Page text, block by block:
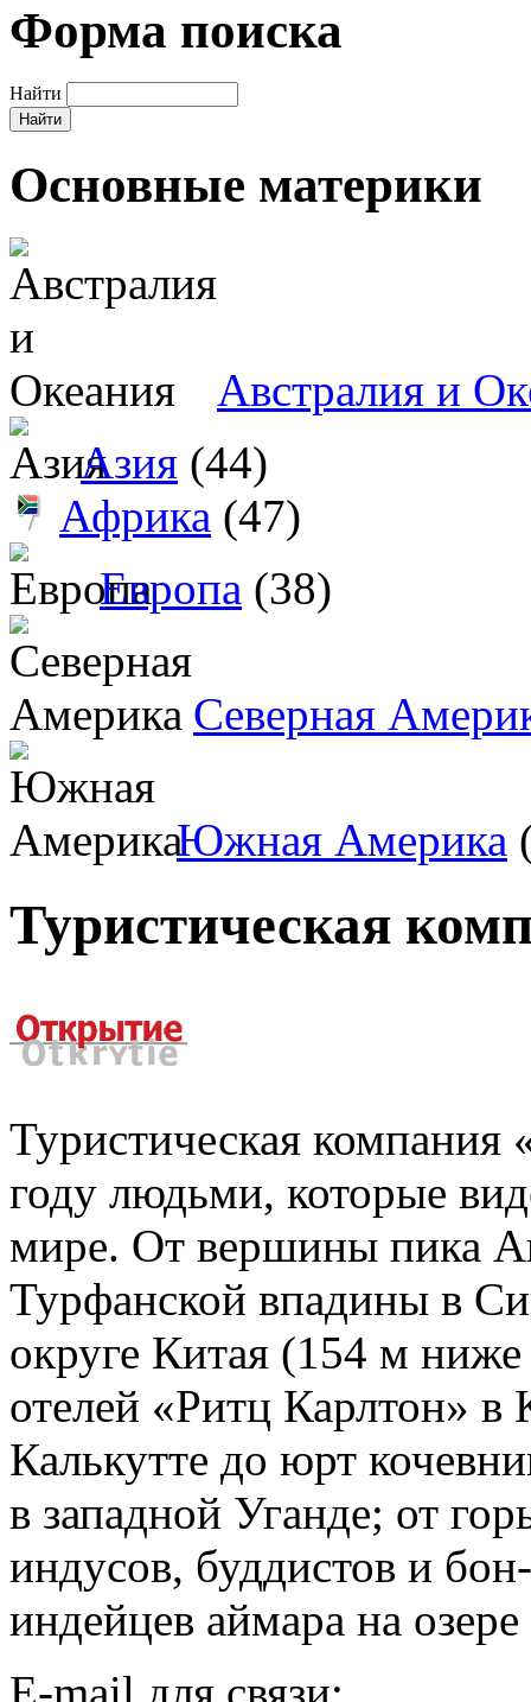
Форма поиска
Найти
Основные материки
Австралия и
Азия (44)
Африка (47)
Европа (38)
Северная
Южная Америка
Туристическая
Туристическая компания
году людьми, которые
мире. От вершины пика
Турфанской впадины в
округе Китая (154 м
отелей «Ритц Карлтон» в
Калькутте до юрт
в западной Уганде; от
индусов, буддистов и
индейцев аймара на